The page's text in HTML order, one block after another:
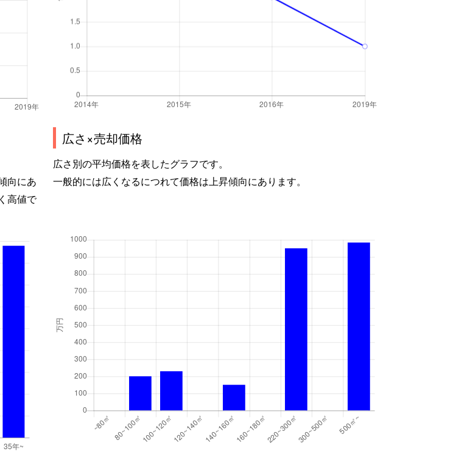
向にあ
高値で
広さ×売却価格
広さ別の平均価格を表したグラフです。
一般的には広くなるにつれて価格は上昇傾向にあります。